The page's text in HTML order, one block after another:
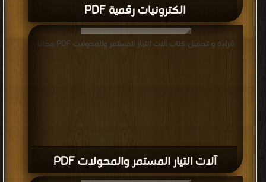
الكترونيات رقمية PDF
آلات التيار المستمر والمحولات PDF
قراءة و تحميل كتاب آلات التيار المستمر والمحولات PDF مجانا